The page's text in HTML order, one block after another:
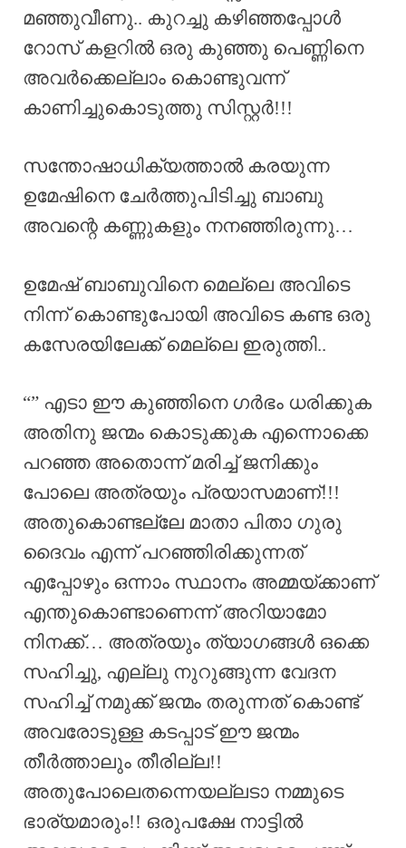
മഞ്ഞുവീണു.. കുറച്ചു കഴിഞ്ഞപ്പോൾ
റോസ് കളറിൽ ഒരു കുഞ്ഞു പെണ്ണിനെ
അവർക്കെല്ലാം കൊണ്ടുവന്ന്
കാണിച്ചുകൊടുത്തു സിസ്റ്റർ!!!
സന്തോഷാധിക്യത്താൽ കരയുന്ന
ഉമേഷിനെ ചേർത്തുപിടിച്ചു ബാബു
അവന്റെ കണ്ണുകളും നനഞ്ഞിരുന്നു…
ഉമേഷ് ബാബുവിനെ മെല്ലെ അവിടെ
നിന്ന് കൊണ്ടുപോയി അവിടെ കണ്ട ഒരു
കസേരയിലേക്ക് മെല്ലെ ഇരുത്തി..
“” എടാ ഈ കുഞ്ഞിനെ ഗർഭം ധരിക്കുക
അതിനു ജന്മം കൊടുക്കുക എന്നൊക്കെ
പറഞ്ഞ അതൊന്ന് മരിച്ച് ജനിക്കും
പോലെ അത്രയും പ്രയാസമാണ്!!!
അതുകൊണ്ടല്ലേ മാതാ പിതാ ഗുരു
ദൈവം എന്ന് പറഞ്ഞിരിക്കുന്നത്
എപ്പോഴും ഒന്നാം സ്ഥാനം അമ്മയ്ക്കാണ്
എന്തുകൊണ്ടാണെന്ന് അറിയാമോ
നിനക്ക്… അത്രയും ത്യാഗങ്ങൾ ഒക്കെ
സഹിച്ചു, എല്ലു നുറുങ്ങുന്ന വേദന
സഹിച്ച് നമുക്ക് ജന്മം തരുന്നത് കൊണ്ട്
അവരോടുള്ള കടപ്പാട് ഈ ജന്മം
തീർത്താലും തീരില്ല!!
അതുപോലെതന്നെയല്ലടാ നമ്മുടെ
ഭാര്യമാരും!! ഒരുപക്ഷേ നാട്ടിൽ